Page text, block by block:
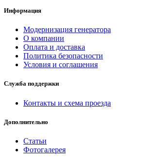
Информация
Модернизация генератора
О компании
Оплата и доставка
Политика безопасности
Условия и соглашения
Служба поддержки
Контакты и схема проезда
Дополнительно
Статьи
Фотогалерея